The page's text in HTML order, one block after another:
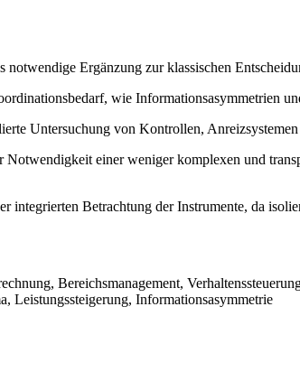
Ergänzung zur klassischen
wie Informationsasymmetrien
Untersuchung von Kontrollen,
Notwendigkeit einer weniger komplexen und
integrierten Betrachtung der Instrumente, da
Bereichsmanagement,
Leistungssteigerung, Informationsasymmetrie